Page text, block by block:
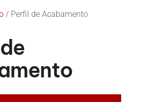
/ Perfil de Acabamento